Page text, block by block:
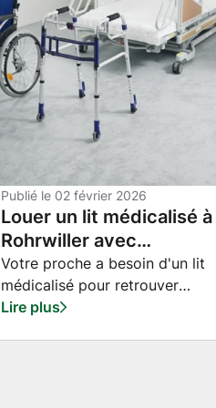
Publié le 02 février 2026
Louer un lit médicalisé à
Rohrwiller avec
installation et formation
incluses
Votre proche a besoin d'un lit
médicalisé pour retrouver
confort et autonomie à domicile
Lire plus